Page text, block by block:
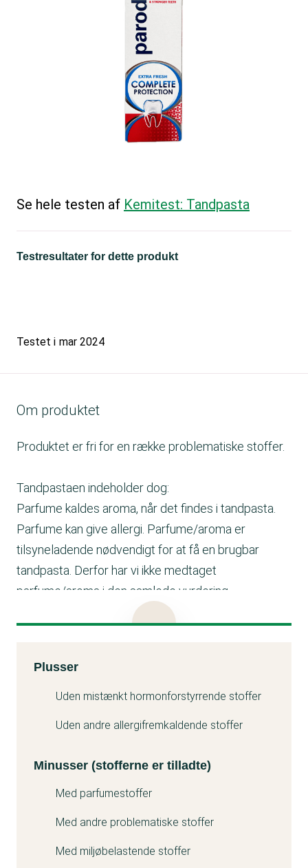
Se hele testen af Kemitest: Tandpasta
Testresultater for dette produkt
Testet i mar 2024
Om produktet
Produktet er fri for en række problematiske stoffer.
Tandpastaen indeholder dog:
Parfume kaldes aroma, når det findes i tandpasta.
Parfume kan give allergi. Parfume/aroma er
tilsyneladende nødvendigt for at få en brugbar
tandpasta. Derfor har vi ikke medtaget
parfume/aroma i den samlede vurdering.
Limonene er et parfumestof, der kan give allergi.
parfume i den samlede vurdering. Limonene kan
også være problematisk for miljøet.
Kemitest
Plusser
Uden mistænkt hormonforstyrrende stoffer
Uden andre allergifremkaldende stoffer
Minusser (stofferne er tilladte)
Med parfumestoffer
Med andre problematiske stoffer
Med miljøbelastende stoffer